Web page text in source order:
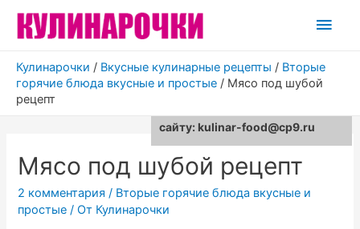
Кулинарочки / Вкусные кулинарные рецепты / Вторые
горячие блюда вкусные и простые / Мясо под шубой
рецепт
Мясо под шубой рецепт
2 комментария / Вторые горячие блюда вкусные и
простые / От Кулинарочки
сайту: kulinar-food@cp9.ru